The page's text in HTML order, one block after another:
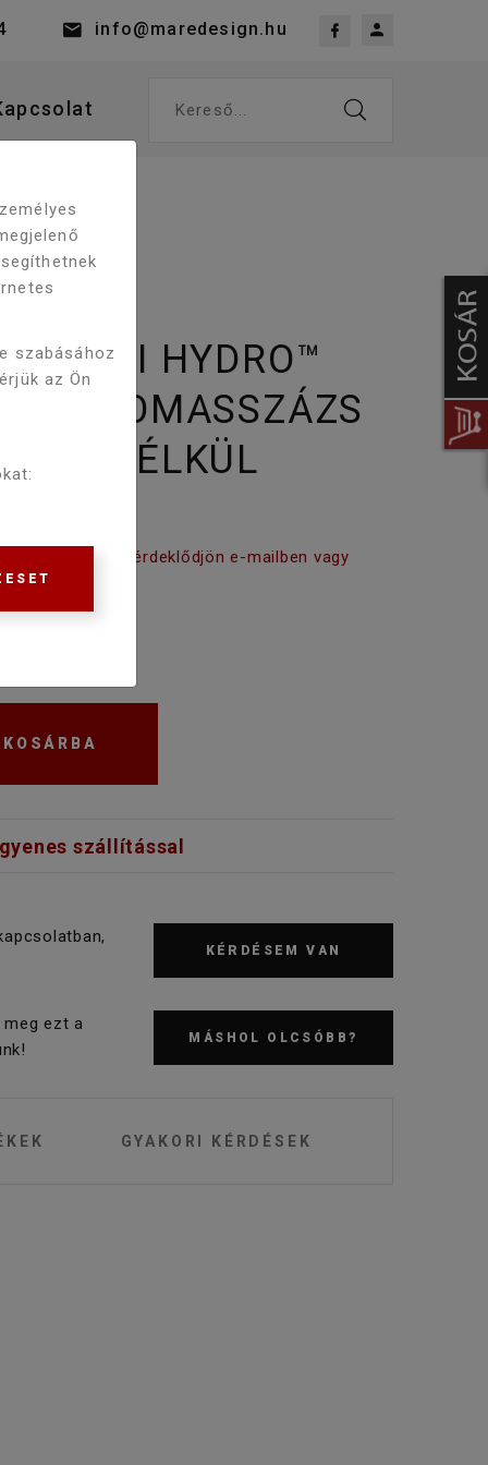
info@maredesign.hu
Kereső...
MAXI HYDRO™
HIDROMASSZÁZS
NÉLKÜL
időről kérjük érdeklődjön e-mailben vagy
KOSÁRBA
szállítással
KÉRDÉSEM VAN
ezt a
MÁSHOL OLCSÓBB?
GYAKORI KÉRDÉSEK
szabásához
az Ön